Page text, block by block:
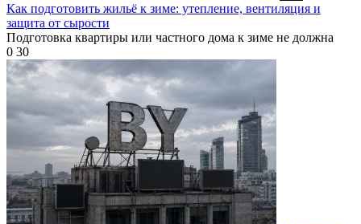
Как подготовить жильё к зиме: утепление, вентиляция и
защита от сырости
Подготовка квартиры или частного дома к зиме не должна
0 30